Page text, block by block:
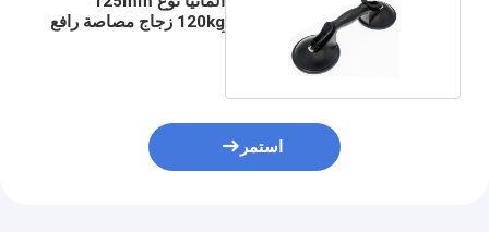
120kg زجاج مصاصة رافع
استمر